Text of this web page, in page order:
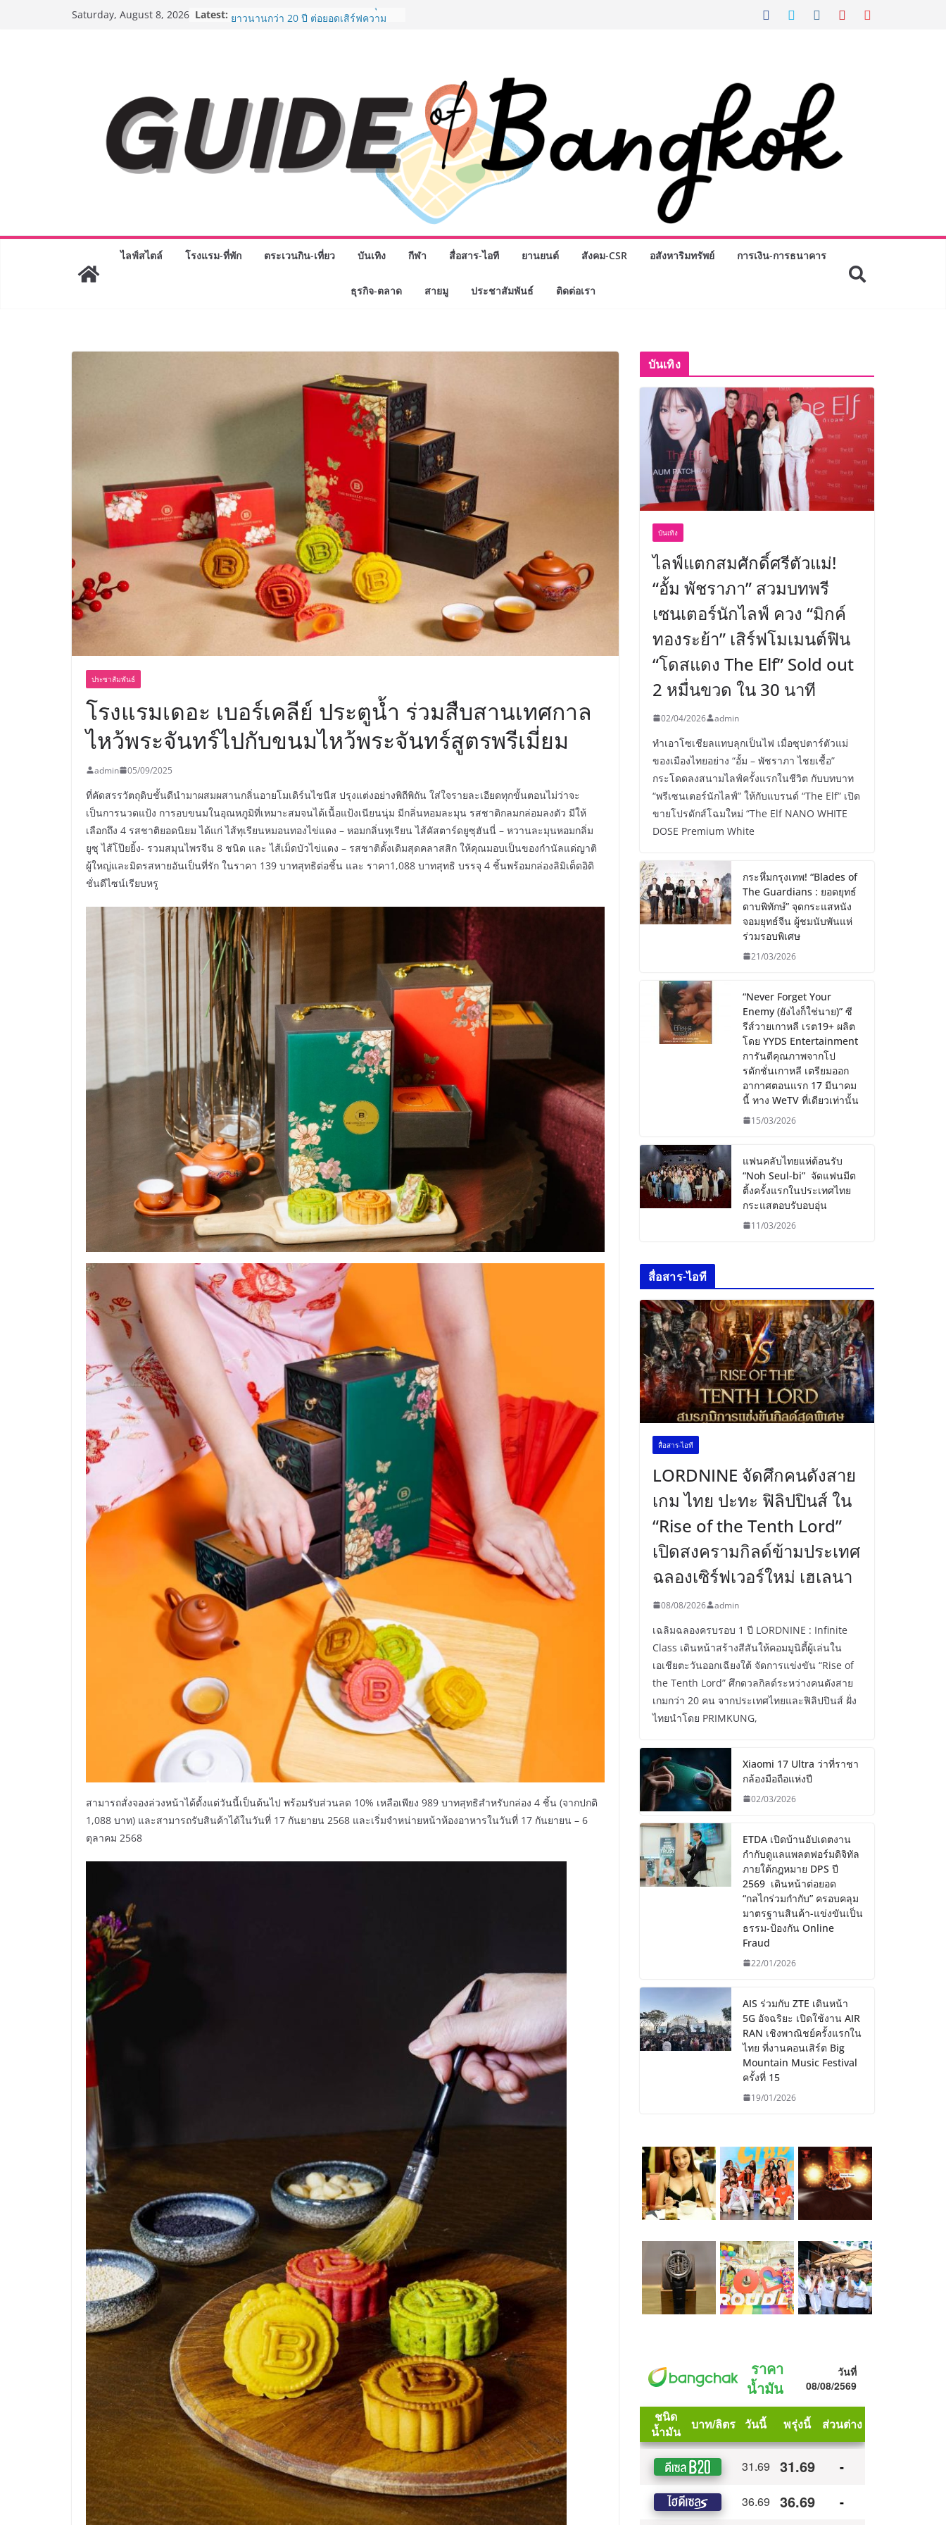
Saturday, August 8, 2026 Latest: AirAsia X SEE FAH พันธมิตรทางธุรกิจ
ระดับผลิตภัณฑ์ท้องถิ่นสู่ตลาดเชิง
พาณิชย์อย่างยั่งยืน
LORDNINE จัดศึกคนดังสายเกม ไทย
ปะทะ ฟิลิปปินส์ ใน “Rise of the Tenth
Lord” เปิดสงครามกิลด์ข้ามประเทศ
ฉลองเซิร์ฟเวอร์ใหม่ เฮเลนา
Guangzhou Yinghao School เผยวิสัย
ทัศน์การศึกษาที่พร้อมรับอนาคต “เราไม่
เขาให้พร้อมเป็นผู้กำหนดอนาคต”
8.8 “ซูเลียน” รวมพลังนักธุรกิจทั่ว
พร้อมฟรีคอนเสิร์ต “โชค รถแห่” ยกวง
ไลฟ์สไตล์ โรงแรม-ที่พัก ตระเวนกิน-เที่ยว บันเทิง กีฬา สื่อสาร-ไอที ยานยนต์ สังคม-CSR อสังหาริมทรัพย์ การเงิน-การธนาคาร
ธุรกิจ-ตลาด สายมู ประชาสัมพันธ์ ติดต่อเรา
ประชาสัมพันธ์
โรงแรมเดอะ เบอร์เคลีย์ ประตูน้ำ ร่วมสืบสานเทศกาล
ไหว้พระจันทร์ไปกับขนมไหว้พระจันทร์สูตรพรีเมี่ยม
admin 05/09/2025
ที่คัดสรรวัตถุดิบชั้นดีนำมาผสมผสานกลิ่นอายโมเดิร์นไชนีส ปรุงแต่งอย่างพิถีพิถัน ใส่ใจรายละเอียดทุกขั้นตอนไม่ว่าจะ
เป็นการนวดแป้ง การอบขนมในอุณหภูมิที่เหมาะสมจนได้เนื้อแป้งเนียนนุ่ม มีกลิ่นหอมละมุน รสชาติกลมกล่อมลงตัว มีให้
เลือกถึง 4 รสชาติยอดนิยม ได้แก่ ไส้ทุเรียนหมอนทองไข่แดง – หอมกลิ่นทุเรียน ไส้คัสตาร์ดยูซุฮันนี่ – หวานละมุนหอมกลิ่ม
ยูซุ ไส้โป๊ยยิ้ง- รวมสมุนไพรจีน 8 ชนิด และ ไส้เม็ดบัวไข่แดง – รสชาติดั้งเดิมสุดคลาสสิก ให้คุณมอบเป็นของกำนัลแด่ญาติ
ผู้ใหญ่และมิตรสหายอันเป็นที่รัก ในราคา 139 บาทสุทธิต่อชิ้น และ ราคา1,088 บาทสุทธิ บรรจุ 4 ชิ้นพร้อมกล่องลิมิเต็ดอิดิ
ชั่นดีไซน์เรียบหรู
สามารถสั่งจองล่วงหน้าได้ตั้งแต่วันนี้เป็นต้นไป พร้อมรับส่วนลด 10% เหลือเพียง 989 บาทสุทธิสำหรับกล่อง 4 ชิ้น (จากปกติ
1,088 บาท) และสามารถรับสินค้าได้ในวันที่ 17 กันยายน 2568 และเริ่มจำหน่ายหน้าห้องอาหารในวันที่ 17 กันยายน – 6
ตุลาคม 2568
บันเทิง
บันเทิง
ไลฟ์แตกสมศักดิ์ศรีตัวแม่!
“อั้ม พัชราภา” สวมบทพรี
เซนเตอร์นักไลฟ์ ควง “มิกค์
ทองระย้า” เสิร์ฟโมเมนต์ฟิน
“โดสแดง The Elf” Sold out
2 หมื่นขวด ใน 30 นาที
02/04/2026 admin
ทำเอาโซเชียลแทบลุกเป็นไฟ เมื่อซุปตาร์ตัวแม่
ของเมืองไทยอย่าง “อั้ม – พัชราภา ไชยเชื้อ”
กระโดดลงสนามไลฟ์ครั้งแรกในชีวิต กับบทบาท
“พรีเซนเตอร์นักไลฟ์” ให้กับแบรนด์ “The Elf” เปิด
ขายโปรดักส์โฉมใหม่ “The Elf NANO WHITE
DOSE Premium White
กระหึ่มกรุงเทพ! “Blades of
The Guardians : ยอดยุทธ์
ดาบพิทักษ์” จุดกระแสหนัง
จอมยุทธ์จีน ผู้ชมนับพันแห่
ร่วมรอบพิเศษ
21/03/2026
“Never Forget Your
Enemy (ยังไงก็ใช่นาย)” ซี
รีส์วายเกาหลี เรต19+ ผลิต
โดย YYDS Entertainment
การันตีคุณภาพจากโป
รดักชั่นเกาหลี เตรียมออก
อากาศตอนแรก 17 มีนาคม
นี้ ทาง WeTV ที่เดียวเท่านั้น
15/03/2026
แฟนคลับไทยแห่ต้อนรับ
“Noh Seul-bi” จัดแฟนมีต
ติ้งครั้งแรกในประเทศไทย
กระแสตอบรับอบอุ่น
11/03/2026
สื่อสาร-ไอที
สื่อสาร-ไอที
LORDNINE จัดศึกคนดังสาย
เกม ไทย ปะทะ ฟิลิปปินส์ ใน
“Rise of the Tenth Lord”
เปิดสงครามกิลด์ข้ามประเทศ
ฉลองเซิร์ฟเวอร์ใหม่ เฮเลนา
08/08/2026 admin
เฉลิมฉลองครบรอบ 1 ปี LORDNINE : Infinite
Class เดินหน้าสร้างสีสันให้คอมมูนิตี้ผู้เล่นใน
เอเชียตะวันออกเฉียงใต้ จัดการแข่งขัน “Rise of
the Tenth Lord” ศึกดวลกิลด์ระหว่างคนดังสาย
เกมกว่า 20 คน จากประเทศไทยและฟิลิปปินส์ ฝั่ง
ไทยนำโดย PRIMKUNG,
Xiaomi 17 Ultra ว่าที่ราชา
กล้องมือถือแห่งปี
02/03/2026
ETDA เปิดบ้านอัปเดตงาน
กำกับดูแลแพลตฟอร์มดิจิทัล
ภายใต้กฎหมาย DPS ปี
2569 เดินหน้าต่อยอด
“กลไกร่วมกำกับ” ครอบคลุม
มาตรฐานสินค้า-แข่งขันเป็น
ธรรม-ป้องกัน Online
Fraud
22/01/2026
AIS ร่วมกับ ZTE เดินหน้า
5G อัจฉริยะ เปิดใช้งาน AIR
RAN เชิงพาณิชย์ครั้งแรกใน
ไทย ที่งานคอนเสิร์ต Big
Mountain Music Festival
ครั้งที่ 15
19/01/2026